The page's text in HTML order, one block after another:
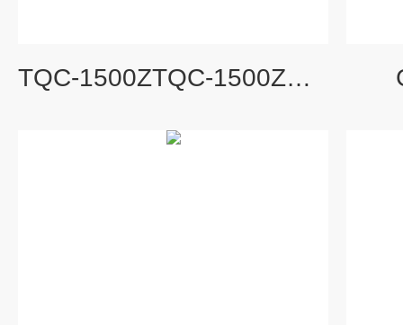
TQC-1500ZTQC-1500Z大气采样器（新）